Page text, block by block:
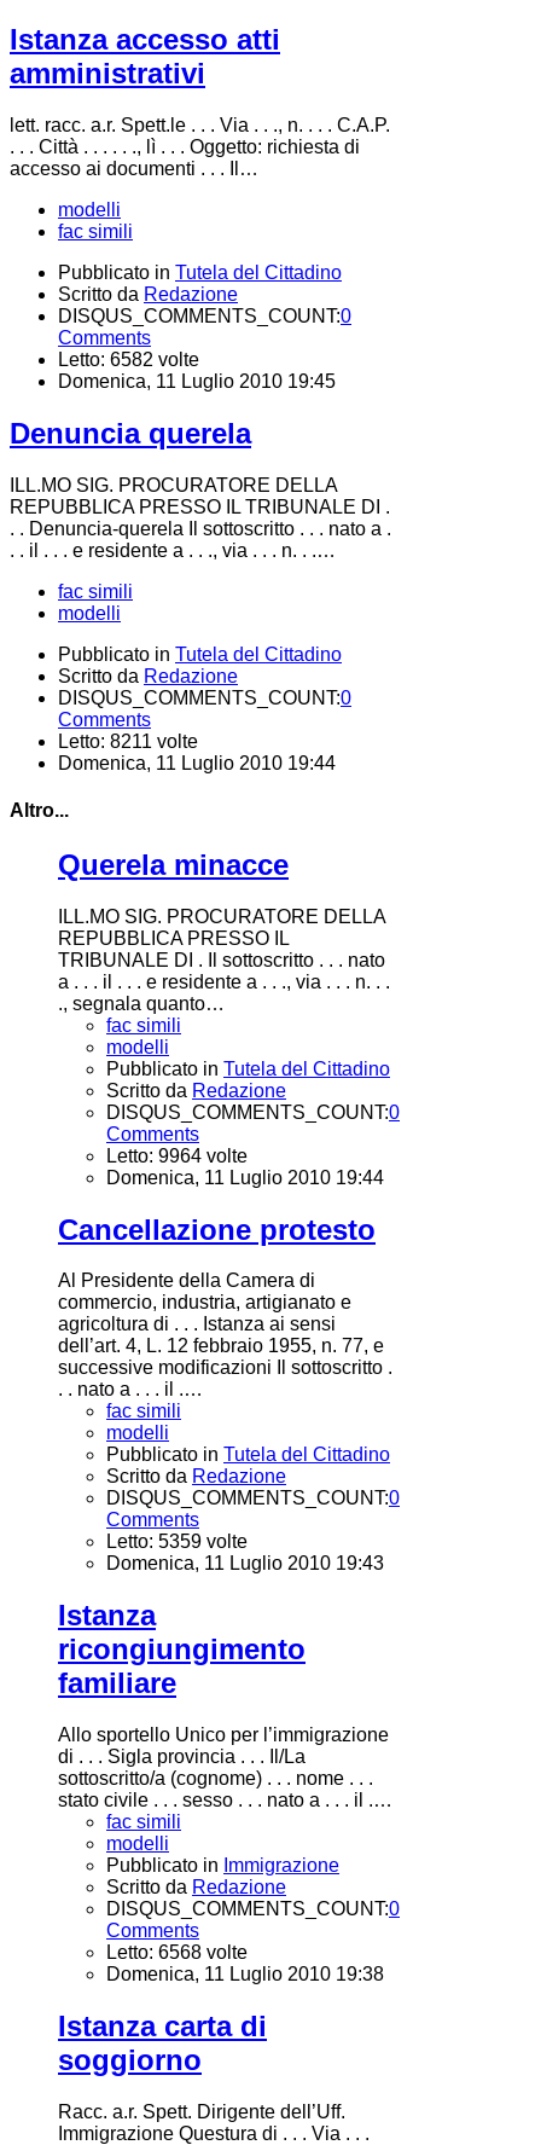
Istanza accesso atti
amministrativi
lett. racc. a.r. Spett.le . . . Via . . ., n. . . . C.A.P.
. . . Città . . . . . ., lì . . . Oggetto: richiesta di
accesso ai documenti . . . Il…
modelli
fac simili
Pubblicato in Tutela del Cittadino
Scritto da Redazione
DISQUS_COMMENTS_COUNT:0
Comments
Letto: 6582 volte
Domenica, 11 Luglio 2010 19:45
Denuncia querela
ILL.MO SIG. PROCURATORE DELLA
REPUBBLICA PRESSO IL TRIBUNALE DI .
. . Denuncia-querela Il sottoscritto . . . nato a .
. . il . . . e residente a . . ., via . . . n. . .…
fac simili
modelli
Pubblicato in Tutela del Cittadino
Scritto da Redazione
DISQUS_COMMENTS_COUNT:0
Comments
Letto: 8211 volte
Domenica, 11 Luglio 2010 19:44
Altro...
Querela minacce
ILL.MO SIG. PROCURATORE DELLA
REPUBBLICA PRESSO IL
TRIBUNALE DI . Il sottoscritto . . . nato
a . . . il . . . e residente a . . ., via . . . n. . .
., segnala quanto…
fac simili
modelli
Pubblicato in Tutela del Cittadino
Scritto da Redazione
DISQUS_COMMENTS_COUNT:0
Comments
Letto: 9964 volte
Domenica, 11 Luglio 2010 19:44
Cancellazione protesto
Al Presidente della Camera di
commercio, industria, artigianato e
agricoltura di . . . Istanza ai sensi
dell’art. 4, L. 12 febbraio 1955, n. 77, e
successive modificazioni Il sottoscritto .
. . nato a . . . il .…
fac simili
modelli
Pubblicato in Tutela del Cittadino
Scritto da Redazione
DISQUS_COMMENTS_COUNT:0
Comments
Letto: 5359 volte
Domenica, 11 Luglio 2010 19:43
Istanza
ricongiungimento
familiare
Allo sportello Unico per l’immigrazione
di . . . Sigla provincia . . . Il/La
sottoscritto/a (cognome) . . . nome . . .
stato civile . . . sesso . . . nato a . . . il .…
fac simili
modelli
Pubblicato in Immigrazione
Scritto da Redazione
DISQUS_COMMENTS_COUNT:0
Comments
Letto: 6568 volte
Domenica, 11 Luglio 2010 19:38
Istanza carta di
soggiorno
Racc. a.r. Spett. Dirigente dell’Uff.
Immigrazione Questura di . . . Via . . .